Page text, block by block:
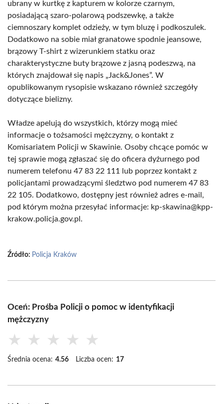
ubrany w kurtkę z kapturem w kolorze czarnym,
posiadającą szaro-polarową podszewkę, a także
ciemnoszary komplet odzieży, w tym bluzę i podkoszulek.
Dodatkowo na sobie miał granatowe spodnie jeansowe,
brązowy T-shirt z wizerunkiem statku oraz
charakterystyczne buty brązowe z jasną podeszwą, na
których znajdował się napis „Jack&Jones”. W
opublikowanym rysopisie wskazano również szczegóły
dotyczące bielizny.
Władze apelują do wszystkich, którzy mogą mieć
informacje o tożsamości mężczyzny, o kontakt z
Komisariatem Policji w Skawinie. Osoby chcące pomóc w
tej sprawie mogą zgłaszać się do oficera dyżurnego pod
numerem telefonu 47 83 22 111 lub poprzez kontakt z
policjantami prowadzącymi śledztwo pod numerem 47 83
22 105. Dodatkowo, dostępny jest również adres e-mail,
pod którym można przesyłać informacje: kp-skawina@kpp-
krakow.policja.gov.pl.
Źródło: Policja Kraków
Oceń: Prośba Policji o pomoc w identyfikacji
mężczyzny
★ ★ ★ ★ ★
Średnia ocena: 4.56 Liczba ocen: 17